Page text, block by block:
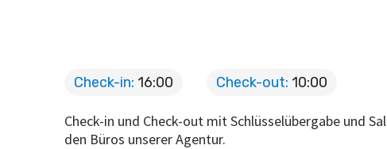
Check-in: 16:00 Check-out: 10:00
Check-in und Check-out mit Schlüsselübergabe und
den Büros unserer Agentur.